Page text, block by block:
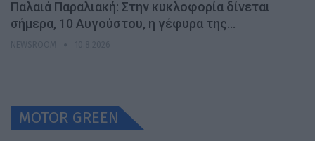
Παλαιά Παραλιακή: Στην κυκλοφορία δίνεται
σήμερα, 10 Αυγούστου, η γέφυρα της…
MOTOR GREEN